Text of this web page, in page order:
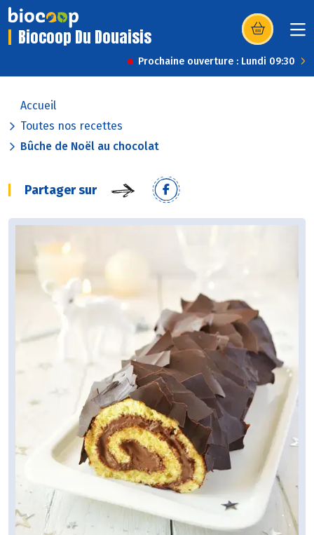
Biocoop Du Douaisis (s’ouvre dans
Prochaine ouverture : Lundi 09:30
Accueil
Toutes nos recettes
Bûche de Noël au chocolat
Partager sur